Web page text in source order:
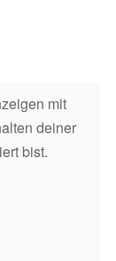
mit
deiner
bist.